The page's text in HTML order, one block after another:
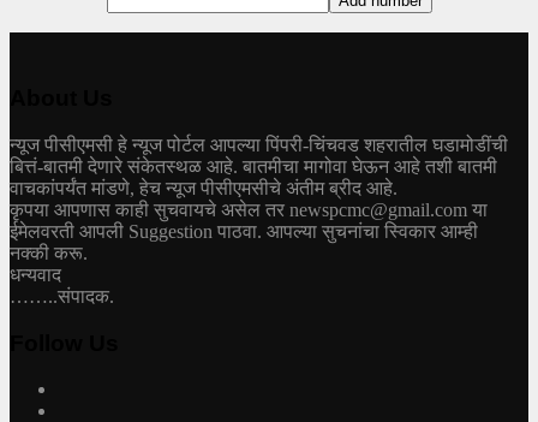
न्यूज पीसीएमसी हे न्यूज पोर्टल आपल्या पिंपरी-चिंचवड शहरातील घडामोडींची
बित्तं-बातमी देणारे संकेतस्थळ आहे. बातमीचा मागोवा घेऊन आहे तशी बातमी
वाचकांपर्यंत मांडणे, हेच न्यूज पीसीएमसीचे अंतीम ब्रीद आहे.
कृपया आपणास काही सुचवायचे असेल तर newspcmc@gmail.com या
ईमेलवरती आपली Suggestion पाठवा. आपल्या सुचनांचा स्विकार आम्ही
नक्की करू.
धन्यवाद
……..संपादक.